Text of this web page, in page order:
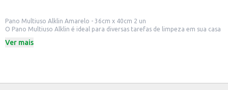
Pano Multiuso Alklin Amarelo - 36cm x 40cm 2 un
O Pano Multiuso Alklin é ideal para diversas tarefas de limpeza em sua casa
prático e eficiente para remover sujeiras e resíduos em diferentes
Limpeza de vidros e espelhos.
Ver mais